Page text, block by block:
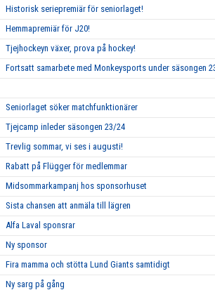
Historisk seriepremiär för seniorlaget!
Hemmapremiär för J20!
Tjejhockeyn växer, prova på hockey!
Fortsatt samarbete med Monkeysports under säsongen
Seniorlaget söker matchfunktionärer
Tjejcamp inleder säsongen 23/24
Trevlig sommar, vi ses i augusti!
Rabatt på Flügger för medlemmar
Midsommarkampanj hos sponsorhuset
Sista chansen att anmäla till lägren
Alfa Laval sponsrar
Ny sponsor
Fira mamma och stötta Lund Giants samtidigt
Ny sarg på gång